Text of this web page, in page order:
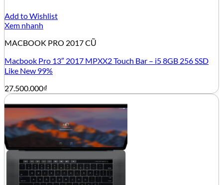
Add to Wishlist
Xem nhanh
MACBOOK PRO 2017 CŨ
Macbook Pro 13″ 2017 MPXX2 Touch Bar – i5 8GB 256 SSD
Like New 99%
27.500.000₫